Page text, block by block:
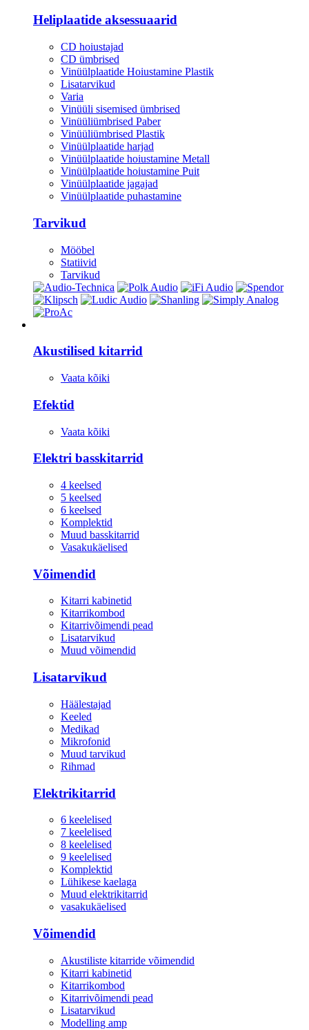
Heliplaatide aksessuaarid
CD hoiustajad
CD ümbrised
Vinüülplaatide Hoiustamine Plastik
Lisatarvikud
Varia
Vinüüli sisemised ümbrised
Vinüüliümbrised Paber
Vinüüliümbrised Plastik
Vinüülplaatide harjad
Vinüülplaatide hoiustamine Metall
Vinüülplaatide hoiustamine Puit
Vinüülplaatide jagajad
Vinüülplaatide puhastamine
Tarvikud
Mööbel
Statiivid
Tarvikud
Akustilised kitarrid
Vaata kõiki
Efektid
Vaata kõiki
Elektri basskitarrid
4 keelsed
5 keelsed
6 keelsed
Komplektid
Muud basskitarrid
Vasakukäelised
Võimendid
Kitarri kabinetid
Kitarrikombod
Kitarrivõimendi pead
Lisatarvikud
Muud võimendid
Lisatarvikud
Häälestajad
Keeled
Medikad
Mikrofonid
Muud tarvikud
Rihmad
Elektrikitarrid
6 keelelised
7 keelelised
8 keelelised
9 keelelised
Komplektid
Lühikese kaelaga
Muud elektrikitarrid
vasakukäelised
Võimendid
Akustiliste kitarride võimendid
Kitarri kabinetid
Kitarrikombod
Kitarrivõimendi pead
Lisatarvikud
Modelling amp